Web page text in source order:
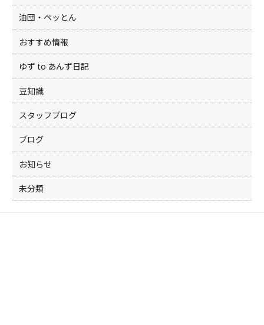
油団・ペッとん
おすすめ情報
ゆず to あんず日記
豆知識
スタッフブログ
ブログ
お知らせ
未分類